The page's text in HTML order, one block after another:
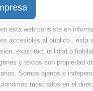
ésta web consiste en
accesibles al público . ésta
exactitud, utilidad o
y textos son propiedad
Somos ajenos e
mostrados en el